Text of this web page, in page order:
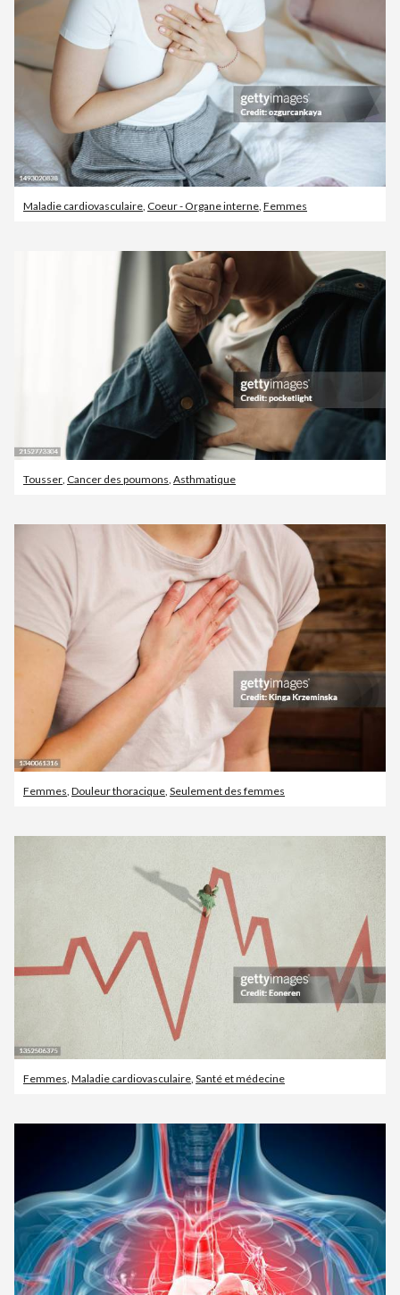
Maladie cardiovasculaire, Coeur - Organe interne, Femmes
Tousser, Cancer des poumons, Asthmatique
Femmes, Douleur thoracique, Seulement des femmes
Femmes Maladie cardiovasculaire Santé et médecine